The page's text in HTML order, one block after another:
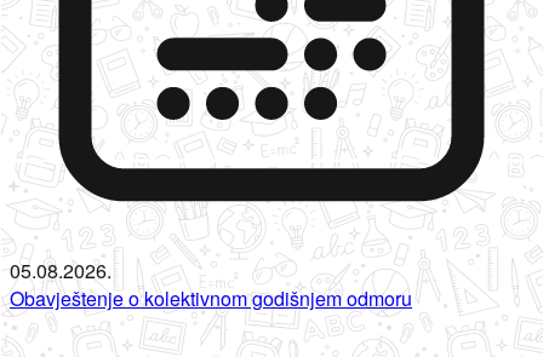
05.08.2026.
Obavještenje o kolektivnom godišnjem odmoru